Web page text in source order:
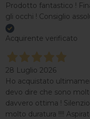
Prodotto fantastico !
gli occhi ! Consiglio
Acquirente verificato
28 Luglio 2026
Ho acquistato
devo dire che sono
davvero ottima !
molto duratura !!!!